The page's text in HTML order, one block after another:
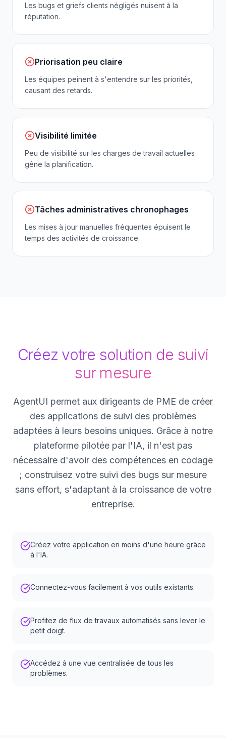
Les bugs et griefs clients négligés nuisent à la
réputation.
Priorisation peu claire
Les équipes peinent à s'entendre sur les priorités,
causant des retards.
Visibilité limitée
Peu de visibilité sur les charges de travail actuelles
gêne la planification.
Tâches administratives chronophages
Les mises à jour manuelles fréquentes épuisent le
temps des activités de croissance.
Créez votre solution de suivi
sur mesure
AgentUI permet aux dirigeants de PME de créer
des applications de suivi des problèmes
adaptées à leurs besoins uniques. Grâce à notre
plateforme pilotée par l'IA, il n'est pas
nécessaire d'avoir des compétences en codage
; construisez votre suivi des bugs sur mesure
sans effort, s'adaptant à la croissance de votre
entreprise.
Créez votre application en moins d'une heure grâce
à l'IA.
Connectez-vous facilement à vos outils existants.
Profitez de flux de travaux automatisés sans lever le
petit doigt.
Accédez à une vue centralisée de tous les
problèmes.